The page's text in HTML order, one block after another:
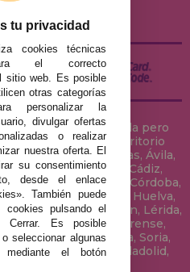
ubicada en Sevilla pero
ciudad del territorio
Almería, Asturias, Ávila,
Burgos, Cáceres, Cádiz,
Ceuta, Ciudad Real, Córdoba,
Guipúzcoa, Huelva,
Las Palmas, Leon, Lérida,
Murcia, Navarra, Orense,
Segovia, Sevilla, Soria,
Toledo, Valencia, Valladolid,
y Zaragoza.
tu privacidad
cookies técnicas
el correcto
sitio web. Es posible
otras categorías
personalizar la
divulgar ofertas
o realizar
nuestra oferta. El
su consentimiento
desde el enlace
También puede
pulsando el
Cerrar. Es posible
seleccionar algunas
el botón